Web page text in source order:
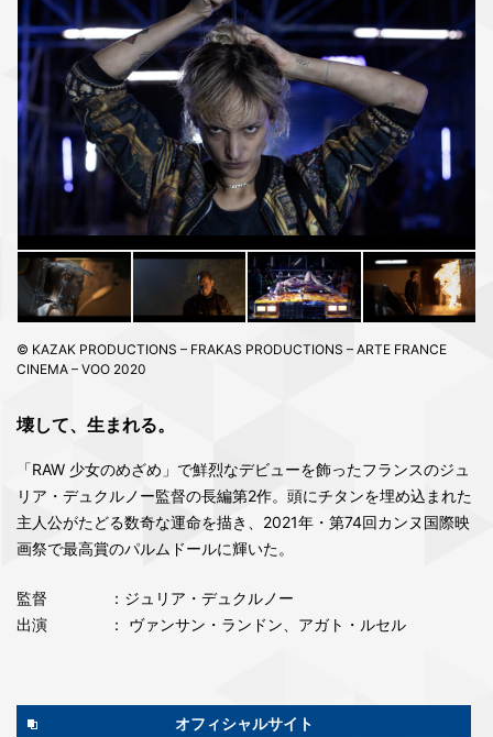
© KAZAK PRODUCTIONS – FRAKAS PRODUCTIONS – ARTE FRANCE
CINEMA – VOO 2020
壊して、生まれる。
「RAW 少女のめざめ」で鮮烈なデビューを飾ったフランスのジュ
リア・デュクルノー監督の長編第2作。頭にチタンを埋め込まれた
主人公がたどる数奇な運命を描き、2021年・第74回カンヌ国際映
画祭で最高賞のパルムドールに輝いた。
監督
：ジュリア・デュクルノー
出演
： ヴァンサン・ランドン、アガト・ルセル
オフィシャルサイト